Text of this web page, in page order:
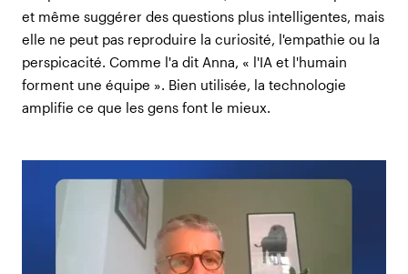
et même suggérer des questions plus intelligentes, mais
elle ne peut pas reproduire la curiosité, l'empathie ou la
perspicacité. Comme l'a dit Anna, « l'IA et l'humain
forment une équipe ». Bien utilisée, la technologie
amplifie ce que les gens font le mieux.